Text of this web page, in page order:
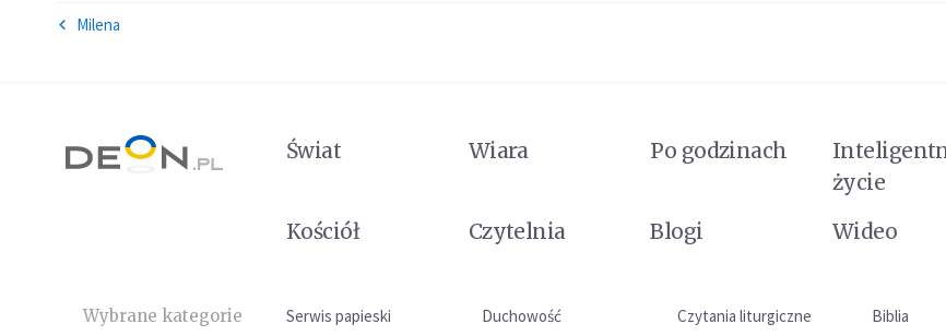
Milena
Świat Wiara Po godzinach
życie
Kościół
Czytelnia Blogi Wideo
Wybrane kategorie Serwis papieski Duchowość Czytania liturgiczne
Biblia